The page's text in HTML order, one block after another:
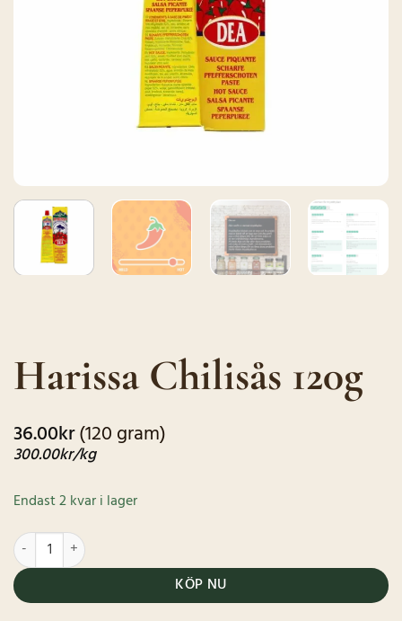
Harissa Chilisås 120g
36.00kr(120 gram)
300.00kr/kg
Endast 2 kvar i lager
Harissa Chilisås 120g mängd
KÖP NU